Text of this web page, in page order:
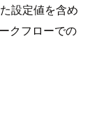
設定値を含め
クフローでの